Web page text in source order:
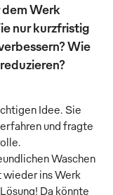
Werk
nur kurzfristig
Wie
Idee. Sie
erfahren und fragte
Waschen
ins Werk
Da könnte